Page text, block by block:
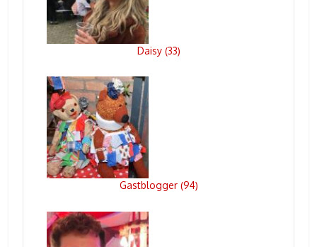
Daisy (33)
Gastblogger (94)